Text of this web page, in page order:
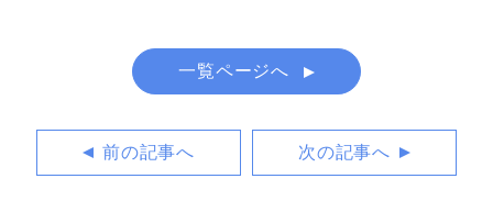
一覧ページへ
前の記事へ 次の記事へ